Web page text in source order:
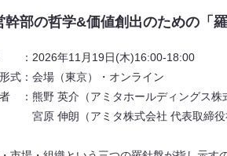
幹部の哲学&価値創出のための「
：​2026年11月19日(木)16:00-18:00
式：会場（東京）・オンライン
：熊野 英介（アミタホールディングス株
伸朗（アミタ株式会社 代表取締役